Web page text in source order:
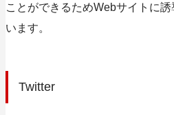
ことができるためWebサイトに
います。
Twitter